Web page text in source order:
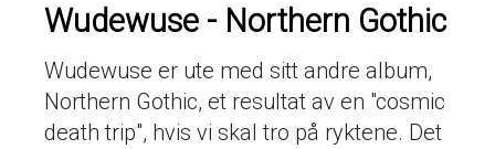
Wudewuse - Northern Gothic
Wudewuse er ute med sitt andre album,
Northern Gothic, et resultat av en "cosmic
death trip", hvis vi skal tro på ryktene. Det